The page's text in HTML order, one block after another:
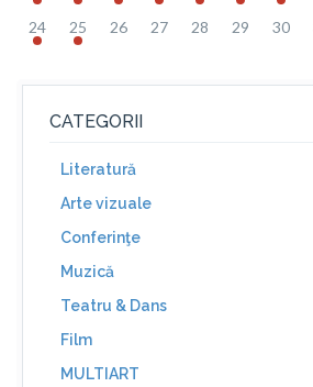
24 25 26 27 28 29 30
CATEGORII
Literatură
Arte vizuale
Conferinţe
Muzică
Teatru & Dans
Film
MULTIART